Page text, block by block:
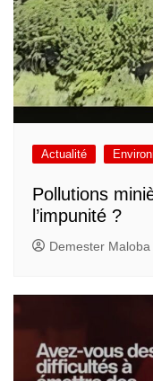
Actualité
Pollutions
l’impunité ?
Demester Maloba